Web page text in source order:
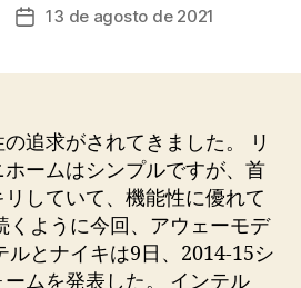
Fecha13 de agosto de 2021
追求がされてきました。 リ
ームはシンプルですが、首
していて、機能性に優れて
ように今回、アウェーモデ
とナイキは9日、2014-15シ
ムを発表した。 インテル